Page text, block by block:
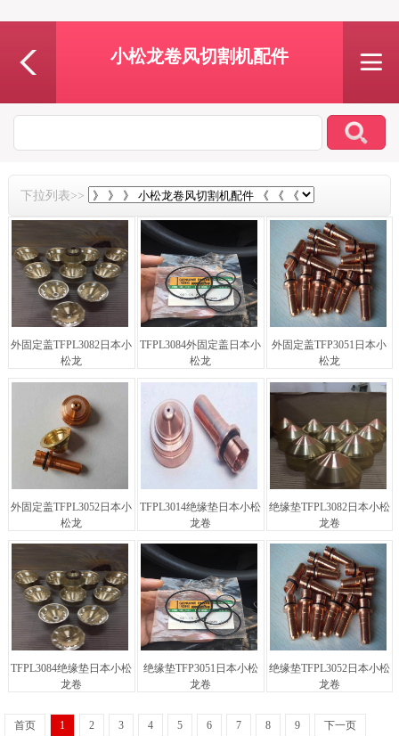
小松龙卷风切割机配件
下拉列表>>
外固定盖TFPL3082日本小
松龙
TFPL3084外固定盖日本小
松龙
外固定盖TFP3051日本小
松龙
外固定盖TFPL3052日本小
松龙
TFPL3014绝缘垫日本小松
龙卷
绝缘垫TFPL3082日本小松
龙卷
TFPL3084绝缘垫日本小松
龙卷
绝缘垫TFP3051日本小松
龙卷
绝缘垫TFPL3052日本小松
龙卷
首页 1 2 3 4 5 6 7 8 9
下一页